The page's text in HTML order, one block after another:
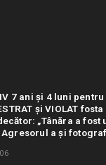
7 ani și 4 luni
și VIOLAT
„Tânăra a
Agresorul a și